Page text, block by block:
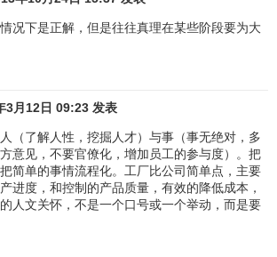
况下是正解，但是往往真理在某些阶段要为大
3月12日 09:23 发表
（了解人性，挖掘人才）与事（事无绝对，多
意见，不要官僚化，增加员工的参与度）。把
简单的事情流程化。工厂比公司简单点，主要
进度，和控制的产品质量，有效的降低成本，
人文关怀，不是一个口号或一个举动，而是要